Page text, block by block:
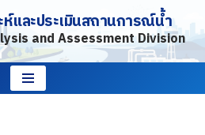
ห์และประเมินสถานการณ์น้ำ
and Assessment Division